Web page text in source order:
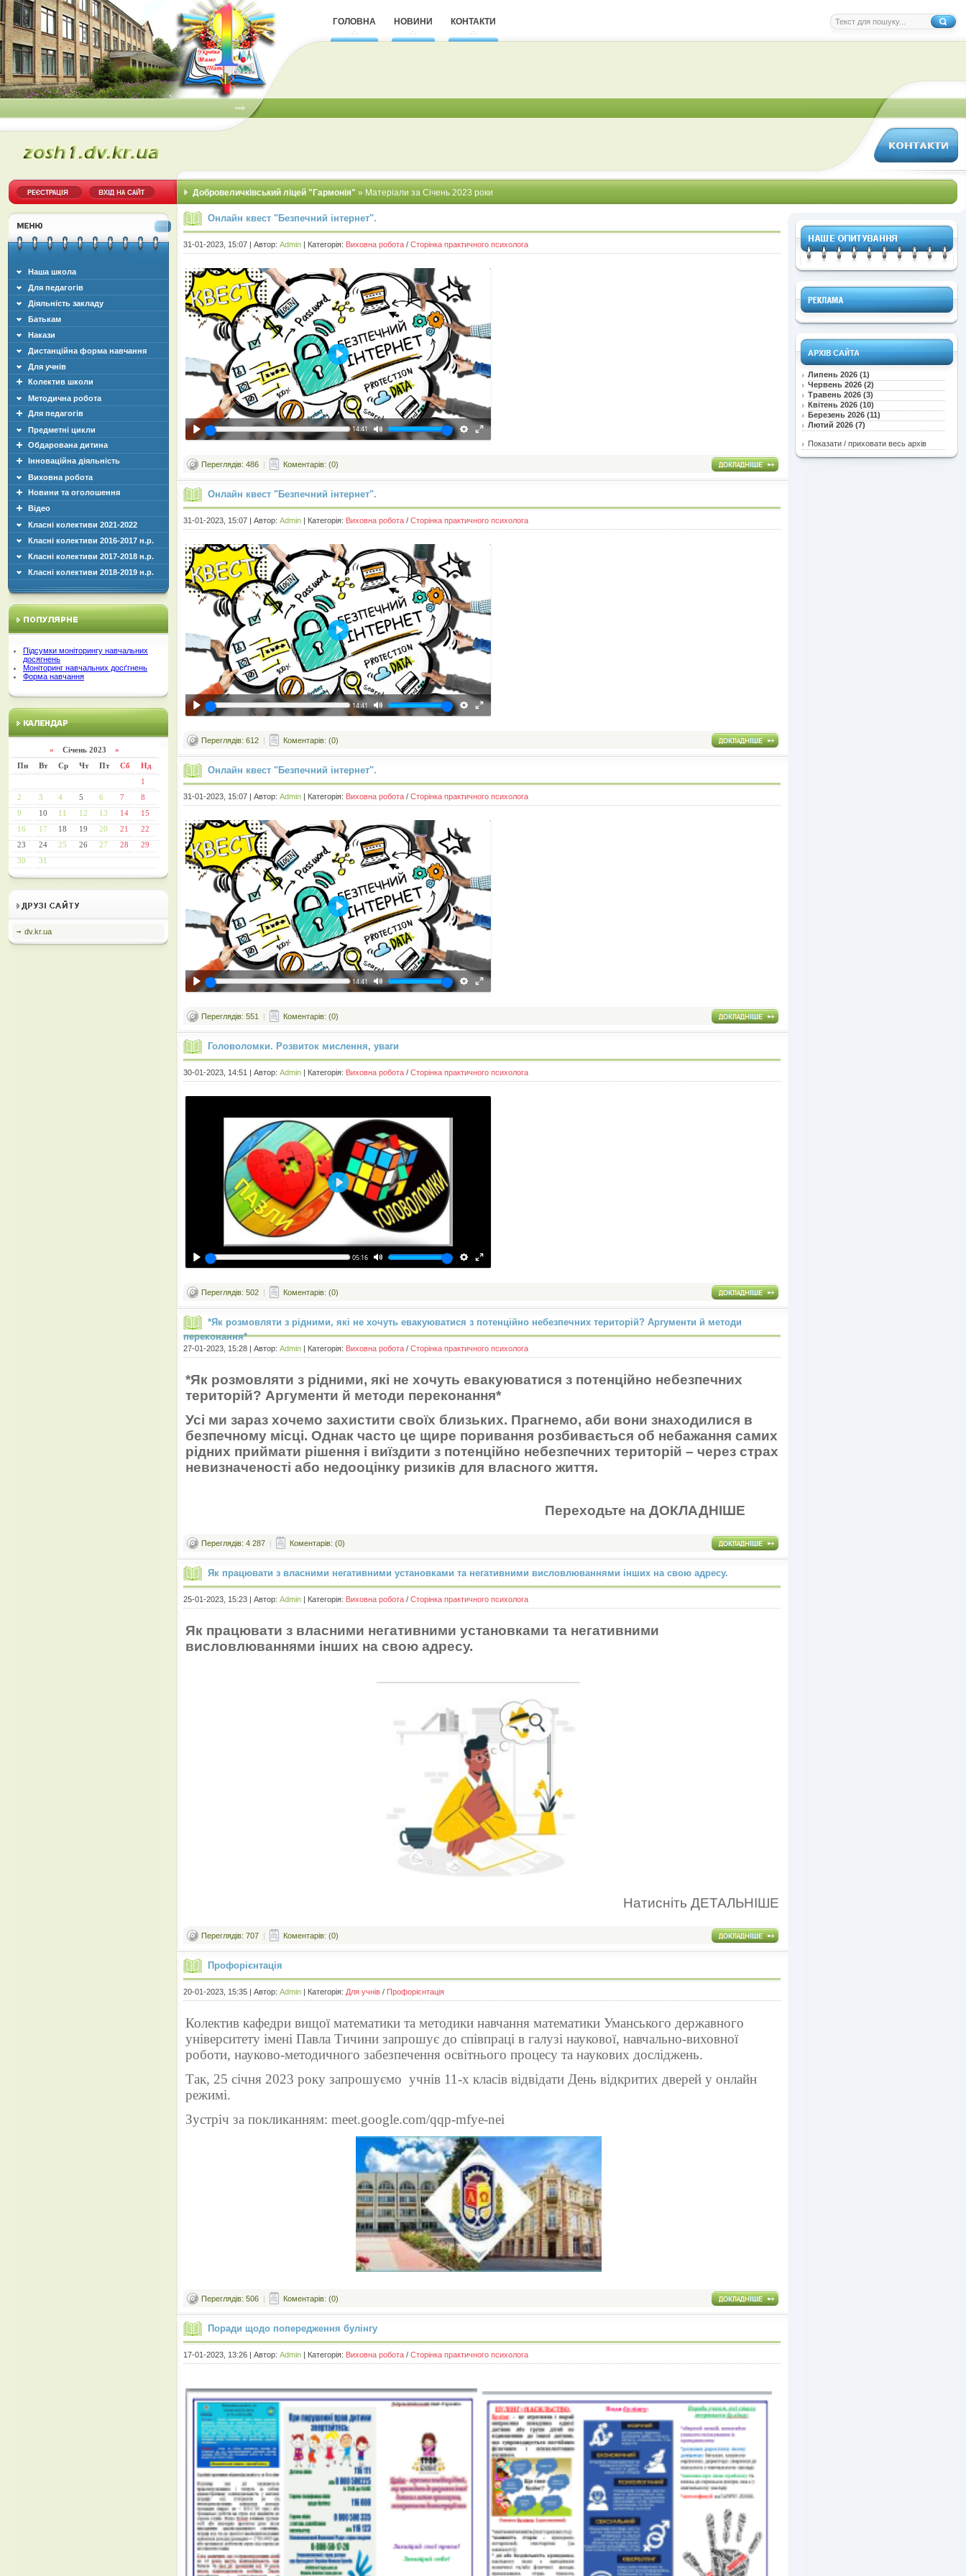
ГОЛОВНА НОВИНИ КОНТАКТИ
Добровеличківський ліцей "Гармонія" » Матеріали за Січень 2023 роки
Наша школа
Для педагогів
Діяльність закладу
Батькам
Накази
Дистанційна форма навчання
Для учнів
Колектив школи
Методична робота
Для педагогів
Предметні цикли
Обдарована дитина
Інноваційна діяльність
Виховна робота
Новини та оголошення
Відео
Класні колективи 2021-2022
Класні колективи 2016-2017 н.р.
Класні колективи 2017-2018 н.р.
Класні колективи 2018-2019 н.р.
Підсумки моніторингу навчальних
досягнень
Моніторинг навчальних досґгнень
Форма навчання
« Січень 2023 »
Пн
Вт Ср Чт Пт Сб
Нд
1
2
3 4 5 6 7
8
9
10 11 12 13 14
15
16
17 18 19 20 21
22
23
24 25 26 27 28
29
30
31
dv.kr.ua
Липень 2026 (1)
Червень 2026 (2)
Травень 2026 (3)
Квітень 2026 (10)
Березень 2026 (11)
Лютий 2026 (7)
Показати / приховати весь архів
Онлайн квест "Безпечний інтернет".
31-01-2023, 15:07 | Автор: Admin | Категорія: Виховна робота / Сторінка практичного психолога
14:41
Відтворити
Переглядів: 486 | Коментарів: (0)
Онлайн квест "Безпечний інтернет".
31-01-2023, 15:07 | Автор: Admin | Категорія: Виховна робота / Сторінка практичного психолога
14:41
Відтворити
Переглядів: 612 | Коментарів: (0)
Онлайн квест "Безпечний інтернет".
31-01-2023, 15:07 | Автор: Admin | Категорія: Виховна робота / Сторінка практичного психолога
14:41
Відтворити
Переглядів: 551 | Коментарів: (0)
Головоломки. Розвиток мислення, уваги
30-01-2023, 14:51 | Автор: Admin | Категорія: Виховна робота / Сторінка практичного психолога
05:16
Відтворити
Переглядів: 502 Коментарів: (0)
*Як розмовляти з рідними, які не хочуть евакуюватися з потенційно небезпечних територій? Аргументи й методи
переконання*
27-01-2023, 15:28 | Автор: Admin | Категорія: Виховна робота / Сторінка практичного психолога
*Як розмовляти з рідними, які не хочуть евакуюватися з потенційно небезпечних
територій? Аргументи й методи переконання*
Усі ми зараз хочемо захистити своїх близьких. Прагнемо, аби вони знаходилися в
безпечному місці. Однак часто це щире поривання розбивається об небажання самих
рідних приймати рішення і виїздити з потенційно небезпечних територій – через страх
невизначеності або недооцінку ризиків для власного життя.
Переходьте на ДОКЛАДНІШЕ
Переглядів: 4 287 Коментарів: (0)
Як працювати з власними негативними установками та негативними висловлюваннями інших на свою адресу.
25-01-2023, 15:23 | Автор: Admin | Категорія: Виховна робота / Сторінка практичного психолога
Як працювати з власними негативними установками та негативними
висловлюваннями інших на свою адресу.
Натисніть ДЕТАЛЬНІШЕ
Переглядів: 707 Коментарів: (0)
Профорієнтація
20-01-2023, 15:35 | Автор: Admin | Категорія: Для учнів / Профорієнтація
Колектив кафедри вищої математики та методики навчання математики Уманського державного
університету імені Павла Тичини запрошує до співпраці в галузі наукової, навчально-виховної
роботи, науково-методичного забезпечення освітнього процесу та наукових досліджень.
Так, 25 січня 2023 року запрошуємо учнів 11-х класів відвідати День відкритих дверей у онлайн
режимі.
Зустріч за покликанням: meet.google.com/qqp-mfye-nei
Переглядів: 506 Коментарів: (0)
Поради щодо попередження булінгу
17-01-2023, 13:26 | Автор: Admin | Категорія: Виховна робота / Сторінка практичного психолога